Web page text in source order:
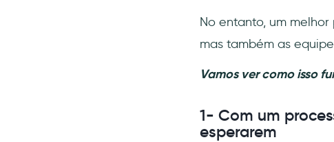
No entanto, um
mas também as
Vamos ver como isso
1- Com um
esperarem